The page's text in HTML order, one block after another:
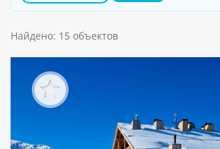
Найдено: 15 объектов